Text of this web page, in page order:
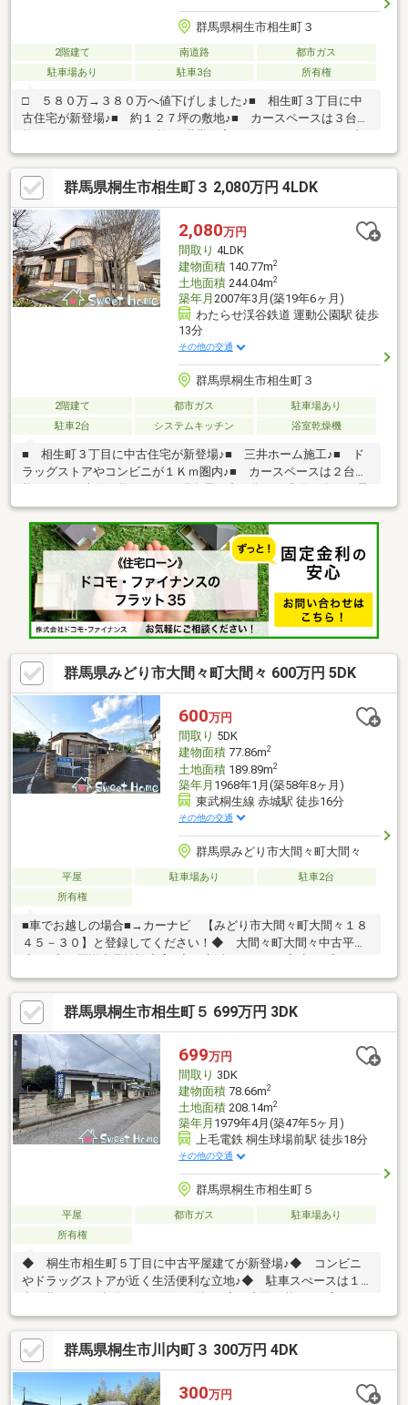
群馬県桐生市相生町３
2階建て 南道路
都市ガス
駐車場あり
駐車3台 所有権
□ ５８０万→３８０万へ値下げしました♪■ 相生町３丁目に中
古住宅が新登場♪■ 約１２７坪の敷地♪■ カースペースは３台可
覧可能です♪※ 現況有姿※ その他制限：景観法、都市再生特別
措置法、法２２条区域☆・ 物件周辺 インフォメーション ・
☆□ 相生小学校：徒歩２４分♪□ 相生中学校：徒歩３５分♪□
桐生市立すみれ保育園：徒歩３分♪□ ローソン大間々グランド前
店：徒歩１７分♪□ ドラッグストアマツモトキヨシ相生５丁目
店：徒歩２６分♪
群馬県桐生市相生町３ 2,080万円 4LDK
2,080万円
間取り 4LDK
建物面積140.77m2
土地面積244.04m2
築年月 2007年3月(築19年6ヶ月)
わたらせ渓谷鉄道 運動公園駅 徒歩
13分
その他の交通
群馬県桐生市相生町３
2階建て 都市ガス
駐車場あり
駐車2台
システムキッチン 浴室乾燥機
■ 相生町３丁目に中古住宅が新登場♪■ 三井ホーム施工♪■ ド
ラッグストアやコンビニが１Ｋｍ圏内♪■ カースペースは２台可
約をお願い致します。☆・ 物件周辺 インフォメーション ・
☆□ 相生小学校：徒歩１７分♪□ 相生中学校：徒歩２９分♪□
ローソン桐生相生町三丁目店：徒歩１２分♪□ カスミ桐生相生
店：徒歩２７分♪□ 岸病院：徒歩１８分♪□ ひまわり保育園：徒
歩７分♪
群馬県みどり市大間々町大間々 600万円 5DK
600万円
間取り 5DK
建物面積77.86m2
土地面積189.89m2
築年月 1968年1月(築58年8ヶ月)
東武桐生線 赤城駅 徒歩16分
その他の交通
群馬県みどり市大間々町大間々
平屋 駐車場あり
駐車2台
所有権
■車でお越しの場合■→カーナビ 【みどり市大間々町大間々１８
４５－３０】と登録してください！◆ 大間々町大間々中古平家
ースペースは１台可能♪１台分拡張可能です♪◆ 内覧可能です♪
＊☆＊ーー Ｌｉｆｅ Ｉｎｆｏｒｍａｔｉｏｎ ーー＊☆＊
◇ 大間々東小学校まで徒歩３分♪◇ 大間々東中学校まで徒歩
４分♪◇ とりせん大間々店まで徒歩１２分♪◇ セブンイレブン
みどり大間々諸町店まで徒歩１１分♪◇ ウエルシアみどり大
間々店まで徒歩５分♪
群馬県桐生市相生町５ 699万円 3DK
699万円
間取り 3DK
建物面積78.66m2
土地面積208.14m2
築年月 1979年4月(築47年5ヶ月)
上毛電鉄 桐生球場前駅 徒歩18分
その他の交通
群馬県桐生市相生町５
平屋 都市ガス
駐車場あり
所有権
◆ 桐生市相生町５丁目に中古平屋建てが新登場♪◆ コンビニ
やドラッグストアが近く生活便利な立地♪◆ 駐車スぺースは１
気軽にお問い合わせください♪＊☆＊ーー Ｌｉｆｅ Ｉｎｆｏ
ｒｍａｔｉｏｎ ーー＊☆＊◇ 天沼小学校まで徒歩６分♪◇
相生中学校まで徒歩９分♪◇ ローソン桐生相生町岡登店まで徒
歩３分♪◇ カスミ桐生相生店まで徒歩８分♪◇ マツモトキヨシ
相生５丁目店まで徒歩９分♪
群馬県桐生市川内町３ 300万円 4DK
300万円